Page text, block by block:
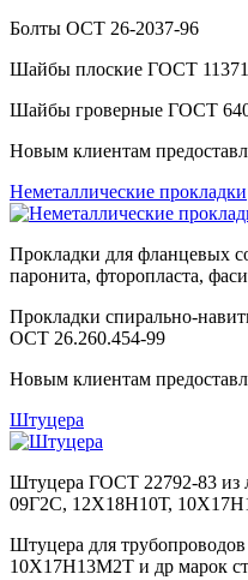
Болты ОСТ 26-2037-96
Шайбы плоские ГОСТ
Шайбы гроверные ГОСТ
Новым клиентам
Неметаллические прокладки
Прокладки для фланцевых
паронита, фторопласта,
Прокладки спирально-
ОСТ 26.260.454-99
Новым клиентам
Штуцера
Штуцера ГОСТ 22792-83 из
09Г2С, 12Х18Н10Т,
Штуцера для
10Х17Н13М2Т и др марок